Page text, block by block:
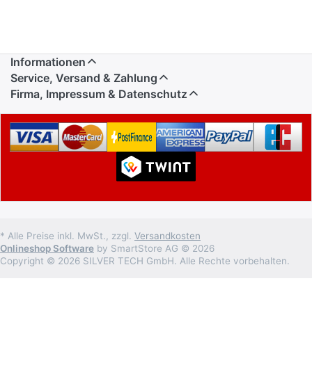
Informationen
Service, Versand & Zahlung
Firma, Impressum & Datenschutz
* Alle Preise inkl. MwSt., zzgl. Versandkosten
Onlineshop Software by SmartStore AG © 2026
Copyright © 2026 SILVER TECH GmbH. Alle Rechte vorbehalten.